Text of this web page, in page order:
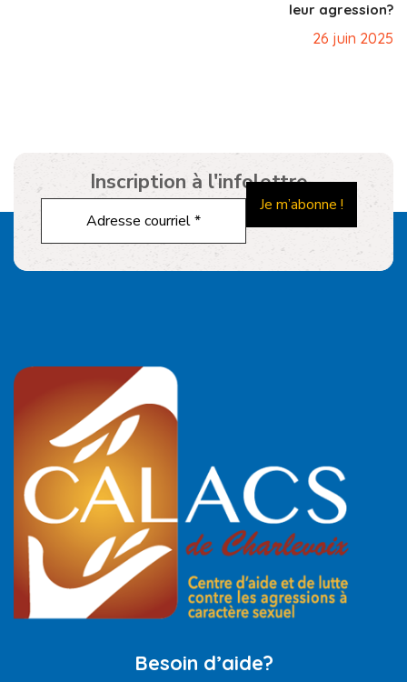
leur agression?
26 juin 2025
Inscription à l'infolettre
Besoin d’aide?